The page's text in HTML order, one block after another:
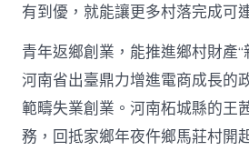
有到優，就能讓更多村落完成可
青年返鄉創業，能推進鄉村財產“
河南省出臺鼎力增進電商成長的
範疇失業創業。河南柘城縣的王
務，回抵家鄉年夜仵鄉馬莊村開